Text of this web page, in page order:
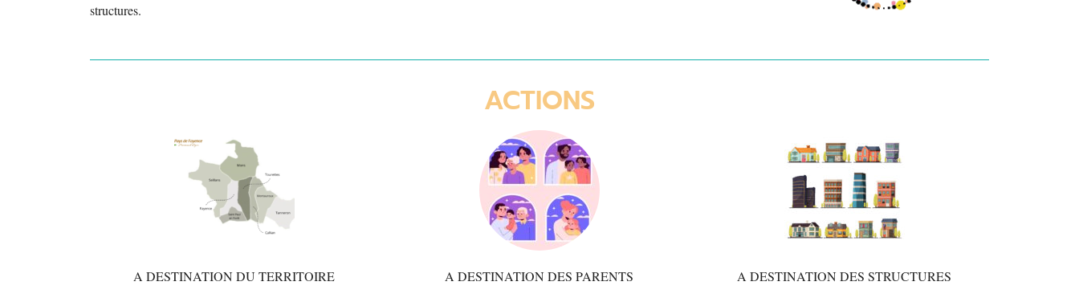
structures.
ACTIONS
A DESTINATION DU TERRITOIRE A DESTINATION DES PARENTS A DESTINATION DES STRUCTURES